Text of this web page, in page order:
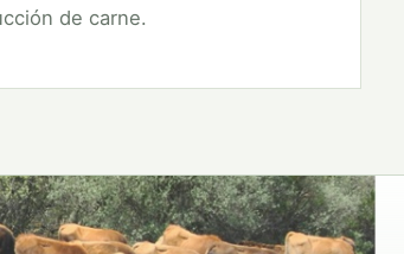
de carne.